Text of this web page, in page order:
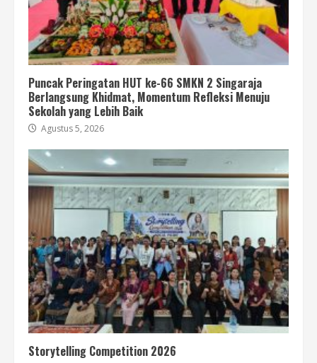
Puncak Peringatan HUT ke-66 SMKN 2 Singaraja
Berlangsung Khidmat, Momentum Refleksi Menuju
Sekolah yang Lebih Baik
Agustus 5, 2026
Storytelling Competition 2026